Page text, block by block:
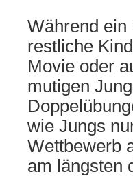
Während ein
restliche
Movie oder
mutigen
wie Jungs
Wettbewerb
am längsten